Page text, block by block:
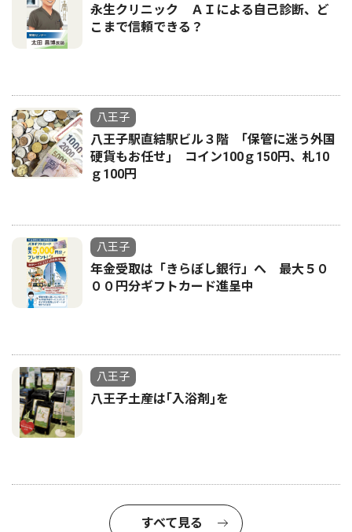
永生クリニック ＡＩによる自己診断、ど
こまで信頼できる？
八王子
八王子駅直結駅ビル３階 ｢保管に迷う外国
硬貨もお任せ｣ コイン100ｇ150円、札10
ｇ100円
八王子
年金受取は「きらぼし銀行」へ 最大５０
００円分ギフトカード進呈中
八王子
八王子土産は｢入浴剤｣を
すべて見る